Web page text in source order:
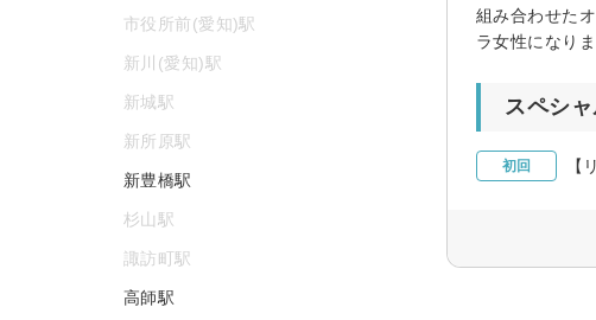
組み合わせた
ラ女性になり
スペシ
初回
市役所前(愛知)駅
新川(愛知)駅
新城駅
新所原駅
新豊橋駅
杉山駅
諏訪町駅
高師駅